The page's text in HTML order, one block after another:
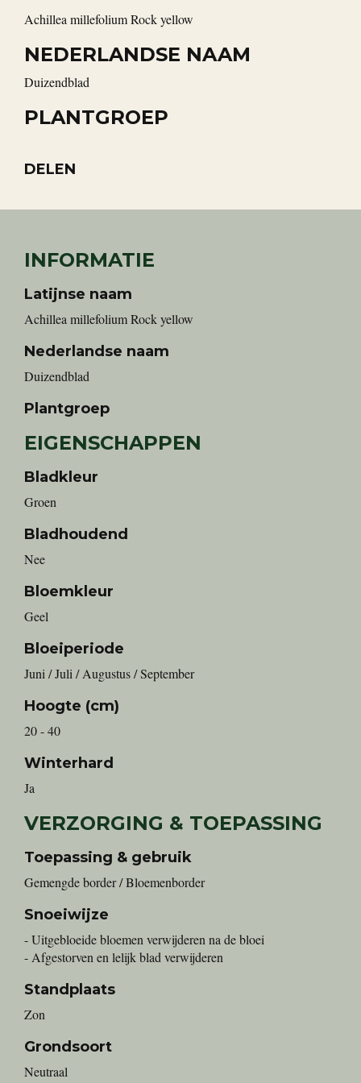
Achillea millefolium Rock yellow
NEDERLANDSE NAAM
Duizendblad
PLANTGROEP
DELEN
INFORMATIE
Latijnse naam
Achillea millefolium Rock yellow
Nederlandse naam
Duizendblad
Plantgroep
EIGENSCHAPPEN
Bladkleur
Groen
Bladhoudend
Nee
Bloemkleur
Geel
Bloeiperiode
Juni / Juli / Augustus / September
Hoogte (cm)
20 - 40
Winterhard
Ja
VERZORGING & TOEPASSING
Toepassing & gebruik
Gemengde border / Bloemenborder
Snoeiwijze
- Uitgebloeide bloemen verwijderen na de bloei
- Afgestorven en lelijk blad verwijderen
Standplaats
Zon
Grondsoort
Neutraal